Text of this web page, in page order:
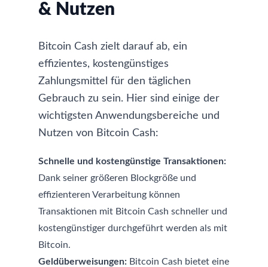
& Nutzen
Bitcoin Cash zielt darauf ab, ein
effizientes, kostengünstiges
Zahlungsmittel für den täglichen
Gebrauch zu sein. Hier sind einige der
wichtigsten Anwendungsbereiche und
Nutzen von Bitcoin Cash:
Schnelle und kostengünstige Transaktionen:
Dank seiner größeren Blockgröße und
effizienteren Verarbeitung können
Transaktionen mit Bitcoin Cash schneller und
kostengünstiger durchgeführt werden als mit
Bitcoin.
Geldüberweisungen: Bitcoin Cash bietet eine